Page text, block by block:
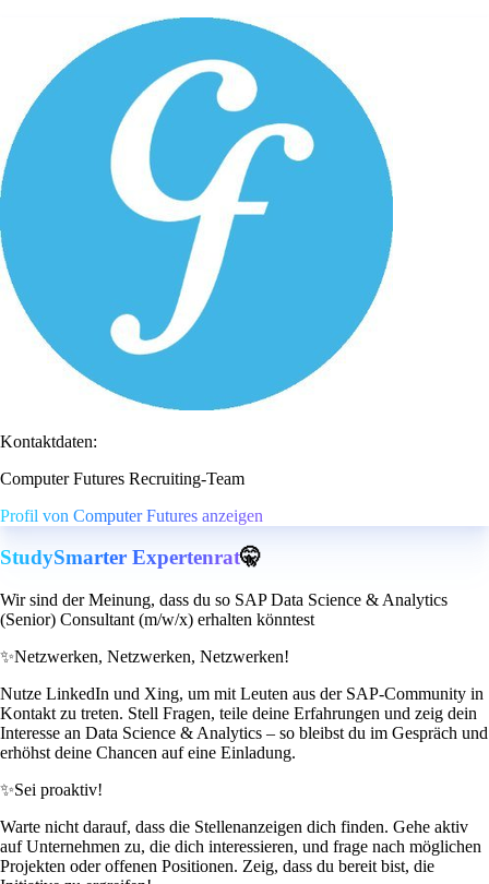
Kontaktdaten:
Computer Futures Recruiting-Team
Profil von Computer Futures anzeigen
StudySmarter Expertenrat🤫
Wir sind der Meinung, dass du so SAP Data Science & Analytics
(Senior) Consultant (m/w/x) erhalten könntest
✨Netzwerken, Netzwerken, Netzwerken!
Nutze LinkedIn und Xing, um mit Leuten aus der SAP-Community in
Kontakt zu treten. Stell Fragen, teile deine Erfahrungen und zeig dein
Interesse an Data Science & Analytics – so bleibst du im Gespräch und
erhöhst deine Chancen auf eine Einladung.
✨Sei proaktiv!
Warte nicht darauf, dass die Stellenanzeigen dich finden. Gehe aktiv
auf Unternehmen zu, die dich interessieren, und frage nach möglichen
Projekten oder offenen Positionen. Zeig, dass du bereit bist, die